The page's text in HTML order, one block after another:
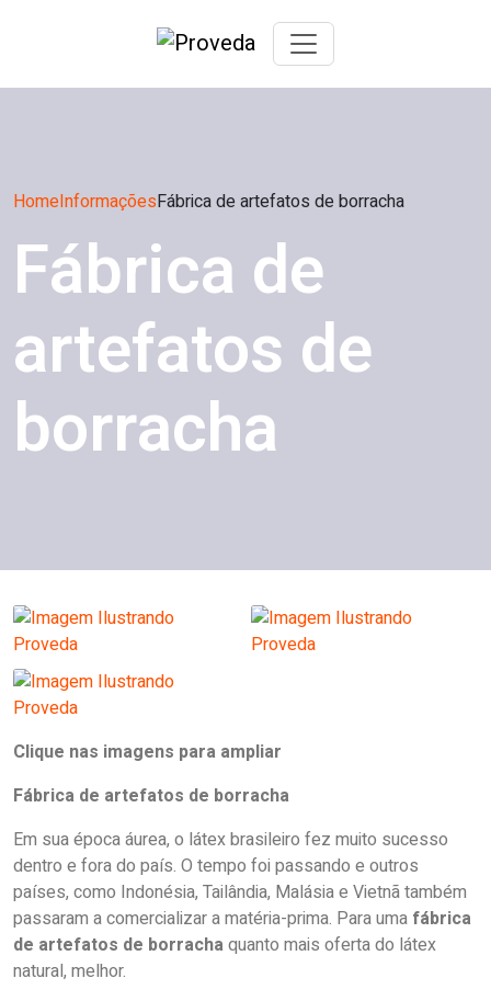
HomeInformaçõesFábrica de artefatos de borracha
Fábrica de
artefatos de
borracha
Clique nas imagens para ampliar
Fábrica de artefatos de borracha
Em sua época áurea, o látex brasileiro fez muito sucesso
dentro e fora do país. O tempo foi passando e outros
países, como Indonésia, Tailândia, Malásia e Vietnã também
passaram a comercializar a matéria-prima. Para uma fábrica
de artefatos de borrachaquanto mais oferta do látex
natural, melhor.